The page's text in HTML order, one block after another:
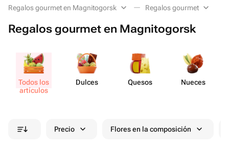
Regalos gourmet en Magnitogorsk Regalos gourmet
Regalos gourmet en Magnitogorsk
Todos los
artículos
Dulces Quesos Nueces
Precio Flores en la composición